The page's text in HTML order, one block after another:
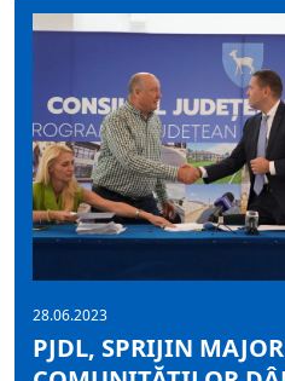
28.06.2023
PJDL, SPRIJIN